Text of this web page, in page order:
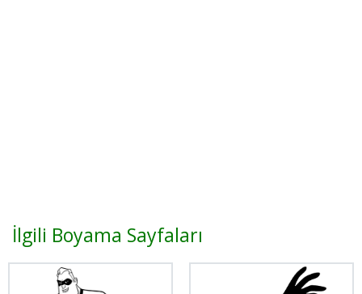
İlgili Boyama Sayfaları